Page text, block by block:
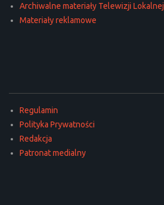
Archiwalne materiały Telewizji Lokalnej
Materiały reklamowe
Regulamin
Polityka Prywatności
Redakcja
Patronat medialny